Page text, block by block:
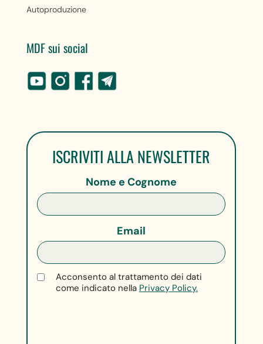
Autoproduzione
MDF sui social
ISCRIVITI ALLA NEWSLETTER
Nome e Cognome
Email
Acconsento al trattamento dei dati
come indicato nella Privacy Policy.